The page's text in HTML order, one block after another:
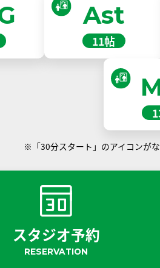
Ast
11帖
※「30分スタート」のアイコンが
スタジオ予約
RESERVATION